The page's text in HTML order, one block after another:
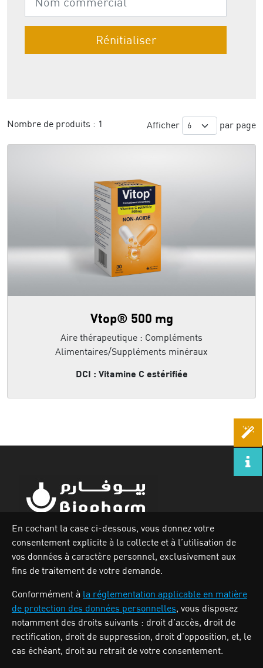
Nombre de produits : 1 Afficher par page
Vtop® 500 mg
Aire thérapeutique : Compléments
Alimentaires/Suppléments minéraux
DCI : Vitamine C estérifiée
Zone industrielle Oued Smar,Lot N`62, Voie n36, Alger.
BIOPHARM
Activités
En cochant la case ci-dessous, vous donnez votre
consentement explicite à la collecte et à l’utilisation de
vos données à caractère personnel, exclusivement aux
fins de traitement de votre demande.
Conformément à la réglementation applicable en matière
de protection des données personnelles, vous disposez
notamment des droits suivants : droit d’accès, droit de
rectification, droit de suppression, droit d’opposition, et, le
cas échéant, droit au retrait de votre consentement.